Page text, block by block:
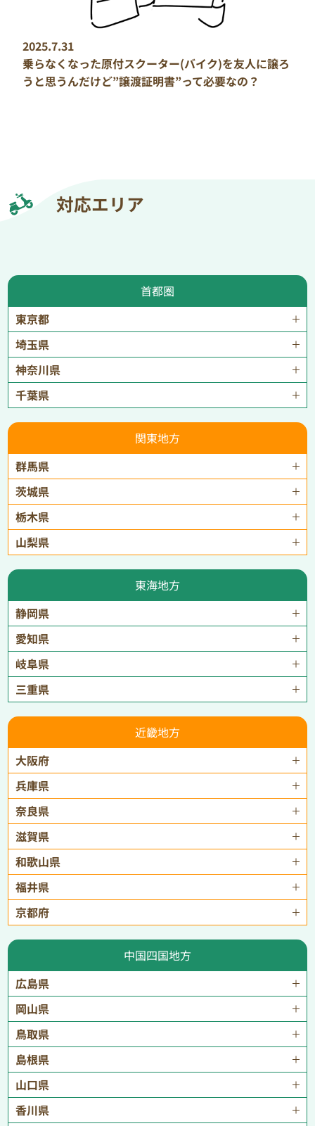
2025.7.31
乗らなくなった原付スクーター(バイク)を友人に譲ろ
うと思うんだけど”譲渡証明書”って必要なの？
対応エリア
首都圏
東京都
埼玉県
神奈川県
千葉県
関東地方
群馬県
茨城県
栃木県
山梨県
東海地方
静岡県
愛知県
岐阜県
三重県
近畿地方
大阪府
兵庫県
奈良県
滋賀県
和歌山県
福井県
京都府
中国四国地方
広島県
岡山県
鳥取県
島根県
山口県
香川県